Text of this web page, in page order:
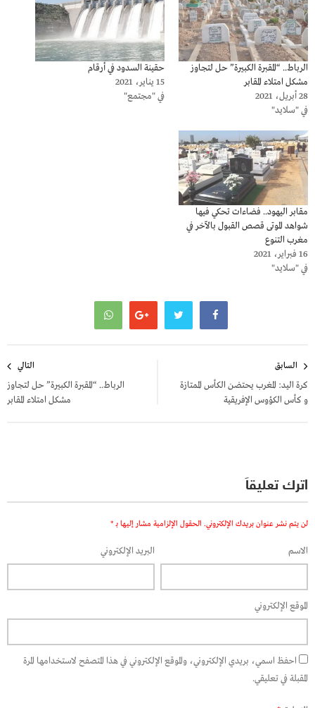
الرباط.. “المقبرة الكبيرة” حل لتجاوز
مشكل امتلاء المقابر
28 أبريل، 2021
في "سلايد"
حقينة السدود في أرقام
15 يناير، 2021
في "مجتمع"
مقابر اليهود.. فضاءات تحكي فيها
شواهد الموتى قصص القبول بالآخر في
مغرب التنوع
16 فبراير، 2021
في "سلايد"
المقالات
السابق
كرة اليد: المغرب يحتضن الكأس الممتازة
و كأس الكؤوس الإفريقية
التالي
الرباط.. “المقبرة الكبيرة” حل لتجاوز
مشكل امتلاء المقابر
اترك تعليقاً
لن يتم نشر عنوان بريدك الإلكتروني. الحقول الإلزامية مشار إليها بـ *
الاسم البريد الإلكتروني
الموقع الإلكتروني
احفظ اسمي، بريدي الإلكتروني، والموقع الإلكتروني في هذا المتصفح لاستخدامها المرة
المقبلة في تعليقي.